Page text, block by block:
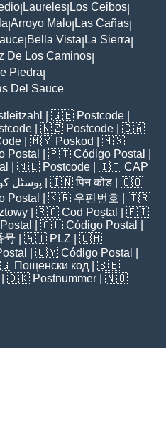
Laureles Los Ceibos
Arroyo Malo Las Cañas
Bella Vista La Sierra
De Los Caminos
Piedra
Del Sauce
| 🇬🇧 Postcode
| 🇳🇿 Postcode | 🇨🇦
| 🇲🇾 Poskod
| 🇲🇽
Postal | 🇵🇹 Código Postal
| 🇳🇱 Postcode | 🇮🇹 CAP
پوسٹل | 🇮🇳पिन कोड | 🇨🇴
Postal | 🇰🇷 우편번호
| 🇹🇷
| 🇷🇴 Cod Poștal
| 🇫🇮
| 🇨🇱 Código Postal
号 | 🇦🇹 PLZ | 🇨🇭
| 🇺🇾 Código Postal
Пощенски код | 🇸🇪
| 🇩🇰 Postnummer | 🇳🇴